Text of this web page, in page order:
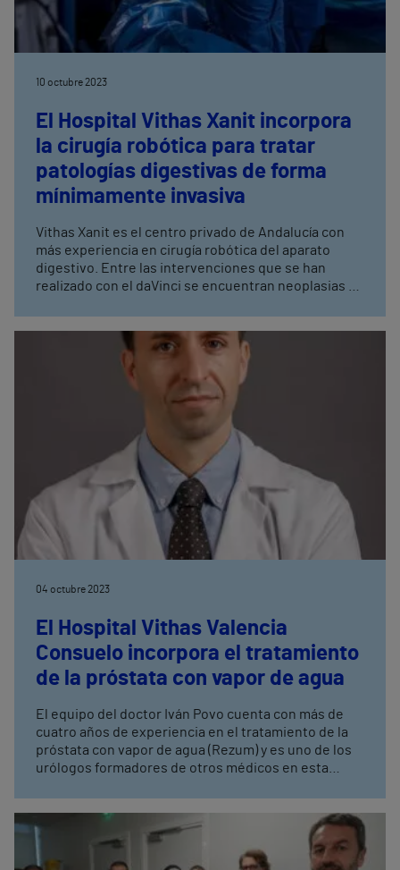
10 octubre 2023
El Hospital Vithas Xanit incorpora
la cirugía robótica para tratar
patologías digestivas de forma
mínimamente invasiva
Vithas Xanit es el centro privado de Andalucía con
más experiencia en cirugía robótica del aparato
digestivo. Entre las intervenciones que se han
realizado con el daVinci se encuentran neoplasias de
del colon
04 octubre 2023
El Hospital Vithas Valencia
Consuelo incorpora el tratamiento
de la próstata con vapor de agua
El equipo del doctor Iván Povo cuenta con más de
cuatro años de experiencia en el tratamiento de la
próstata con vapor de agua (Rezum) y es uno de los
urólogos formadores de otros médicos en esta
ventajas de esta técnica destaca que no requiere
ingreso, ni anestesia general, presenta una rápida
recuperación y, además, preserva la función sexual y
la eyaculación.